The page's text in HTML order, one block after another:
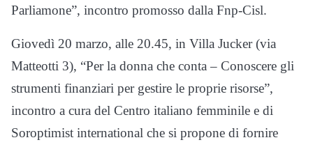
Parliamone”, incontro promosso dalla Fnp-Cisl.
Giovedì 20 marzo, alle 20.45, in Villa Jucker (via
Matteotti 3), “Per la donna che conta – Conoscere gli
strumenti finanziari per gestire le proprie risorse”,
incontro a cura del Centro italiano femminile e di
Soroptimist international che si propone di fornire